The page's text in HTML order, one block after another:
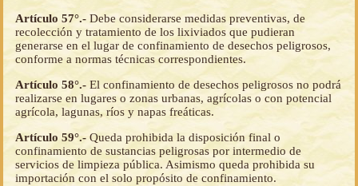
Artículo 57°.- Debe considerarse medidas preventivas, de
recolección y tratamiento de los lixiviados que pudieran
generarse en el lugar de confinamiento de desechos peligrosos,
conforme a normas técnicas correspondientes.
Artículo 58°.- El confinamiento de desechos peligrosos no podrá
realizarse en lugares o zonas urbanas, agrícolas o con potencial
agrícola, lagunas, ríos y napas freáticas.
Artículo 59°.- Queda prohibida la disposición final o
confinamiento de sustancias peligrosas por intermedio de
servicios de limpieza pública. Asimismo queda prohibida su
importación con el solo propósito de confinamiento.